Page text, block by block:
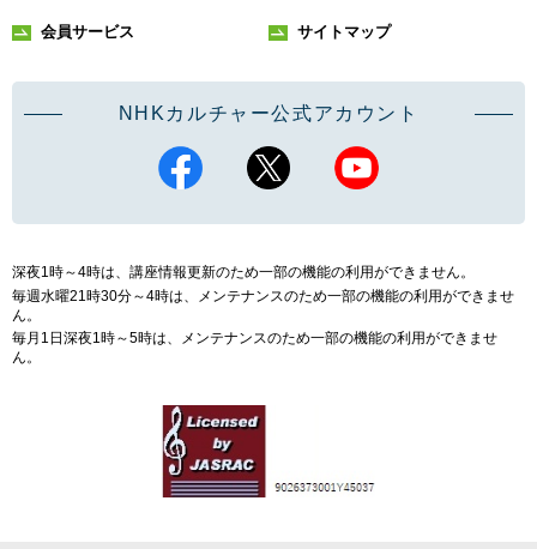
会員サービス サイトマップ
NHKカルチャー公式アカウント
深夜1時～4時は、講座情報更新のため一部の機能の利用ができません。
毎週水曜21時30分～4時は、メンテナンスのため一部の機能の利用ができませ
ん。
毎月1日深夜1時～5時は、メンテナンスのため一部の機能の利用ができませ
ん。